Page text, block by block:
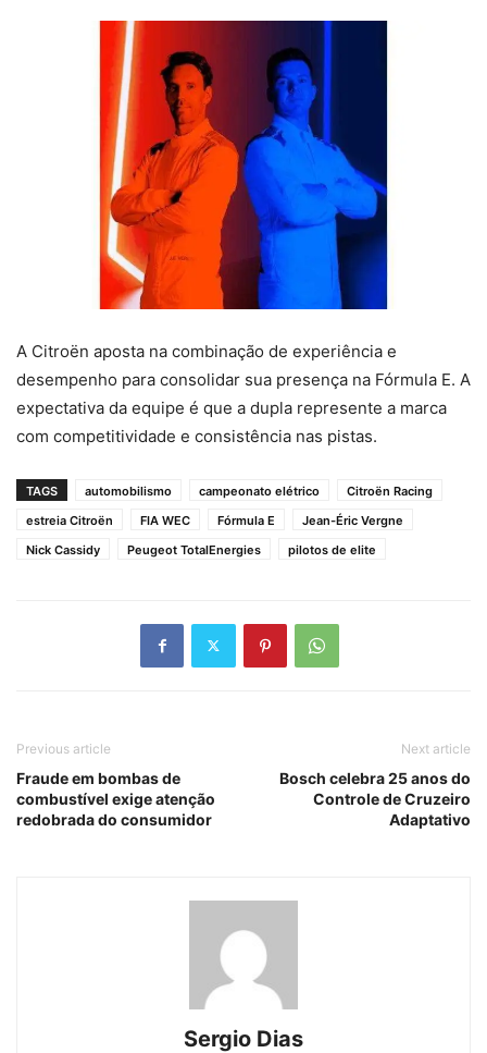
A Citroën aposta na combinação de experiência e
desempenho para consolidar sua presença na Fórmula E. A
expectativa da equipe é que a dupla represente a marca
com competitividade e consistência nas pistas.
TAGS automobilismo campeonato elétrico
Citroën Racing
estreia Citroën
FIA WEC Fórmula E
Jean-Éric Vergne
Nick Cassidy
Peugeot TotalEnergies pilotos de elite
Previous article
Fraude em bombas de
combustível exige atenção
redobrada do consumidor
Next article
Bosch celebra 25 anos do
Controle de Cruzeiro
Adaptativo
Sergio Dias